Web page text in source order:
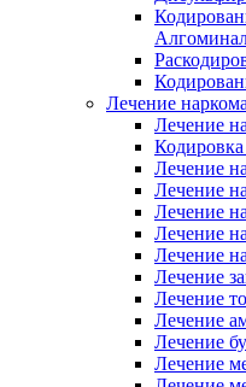
Лечение
Лечение
Кодировка
Лечение
Лечение
Лечение
Лечение
Лечение
Лечение
Лечение
Лечение
Лечение
Лечение